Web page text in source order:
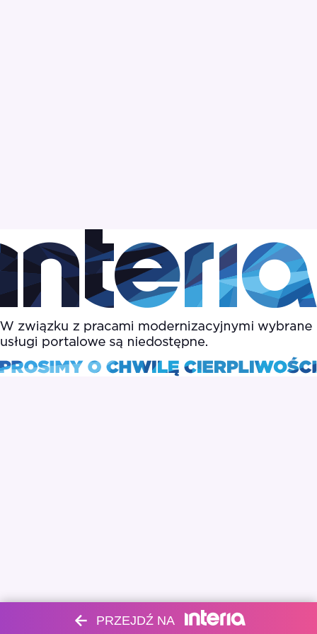
PRZEJDŹ NA